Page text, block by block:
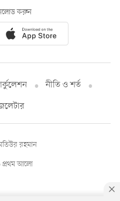
করুন
নীতি ও শর্ত
প্রথম আলো
রহমান